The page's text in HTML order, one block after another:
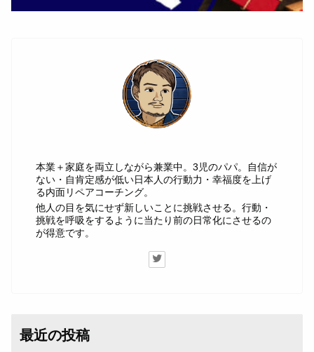
本業＋家庭を両立しながら兼業中。3児のパパ。自信が
ない・自肯定感が低い日本人の行動力・幸福度を上げ
る内面リペアコーチング。
他人の目を気にせず新しいことに挑戦させる。行動・
挑戦を呼吸をするように当たり前の日常化にさせるの
が得意です。
最近の投稿